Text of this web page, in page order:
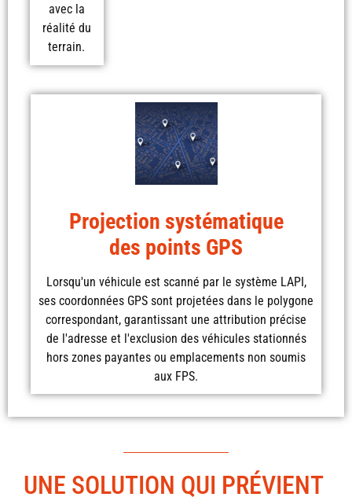
avec la
réalité du
terrain.
Projection systématique
des points GPS
Lorsqu'un véhicule est scanné par le système LAPI,
ses coordonnées GPS sont projetées dans le polygone
correspondant, garantissant une attribution précise
de l'adresse et l'exclusion des véhicules stationnés
hors zones payantes ou emplacements non soumis
aux FPS.
UNE SOLUTION QUI PRÉVIENT